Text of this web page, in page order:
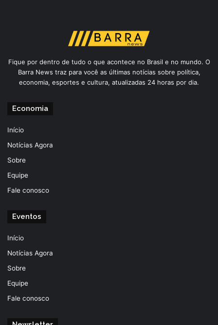
Fique por dentro de tudo o que acontece no Brasil e no mundo. O
Barra News traz para você as últimas notícias sobre política,
economia, esportes e cultura, atualizadas 24 horas por dia.
Economia
Início
Notícias Agora
Sobre
Equipe
Fale conosco
Eventos
Início
Notícias Agora
Sobre
Equipe
Fale conosco